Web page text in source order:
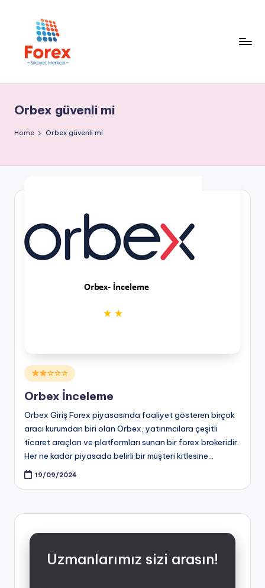
Orbex güvenli mi
Home Orbex güvenli mi
Posted
in
☆☆☆
Orbex İnceleme
Orbex Giriş Forex piyasasında faaliyet gösteren birçok
aracı kurumdan biri olan Orbex, yatırımcılara çeşitli
ticaret araçları ve platformları sunan bir forex brokeridir.
Her ne kadar piyasada belirli bir müşteri kitlesine…
19/09/2024
Uzmanlarımız sizi arasın!